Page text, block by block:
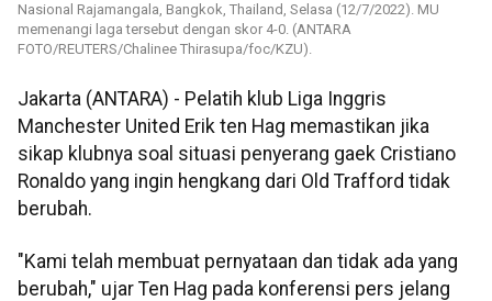
Nasional Rajamangala, Bangkok, Thailand, Selasa (12/7/2022). MU
memenangi laga tersebut dengan skor 4-0. (ANTARA
FOTO/REUTERS/Chalinee Thirasupa/foc/KZU).
Jakarta (ANTARA) - Pelatih klub Liga Inggris
Manchester United Erik ten Hag memastikan jika
sikap klubnya soal situasi penyerang gaek Cristiano
Ronaldo yang ingin hengkang dari Old Trafford tidak
berubah.
"Kami telah membuat pernyataan dan tidak ada yang
berubah," ujar Ten Hag pada konferensi pers jelang